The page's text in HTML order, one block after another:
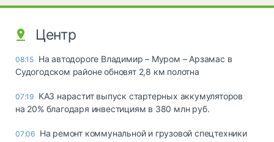
Центр
08:15 На автодороге Владимир – Муром – Арзамас в
Судогодском районе обновят 2,8 км полотна
07:19 КАЗ нарастит выпуск стартерных аккумуляторов
на 20% благодаря инвестициям в 380 млн руб.
07:06 На ремонт коммунальной и грузовой спецтехники